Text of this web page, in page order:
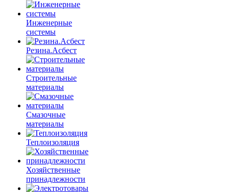
Инженерные
системы
Резина.Асбест
Строительные
материалы
Смазочные
материалы
Теплоизоляция
Хозяйственные
принадлежности